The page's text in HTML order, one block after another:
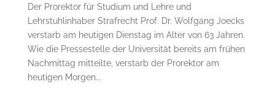
Der Prorektor für Studium und Lehre und
Lehrstuhlinhaber Strafrecht Prof. Dr. Wolfgang Joecks
verstarb am heutigen Dienstag im Alter von 63 Jahren.
Wie die Pressestelle der Universität bereits am frühen
Nachmittag mitteilte, verstarb der Prorektor am
heutigen Morgen...